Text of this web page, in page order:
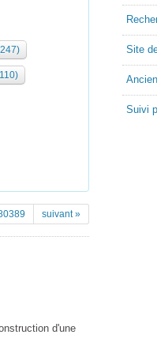
suivant »
d'une
Site
Suivi